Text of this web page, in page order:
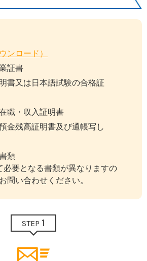
ンロード）
証書
書又は日本語試験の合格証
職・収入証明書
金残高証明書及び通帳写し
類
必要となる書類が異なりますの
問い合わせください。
STEP 1